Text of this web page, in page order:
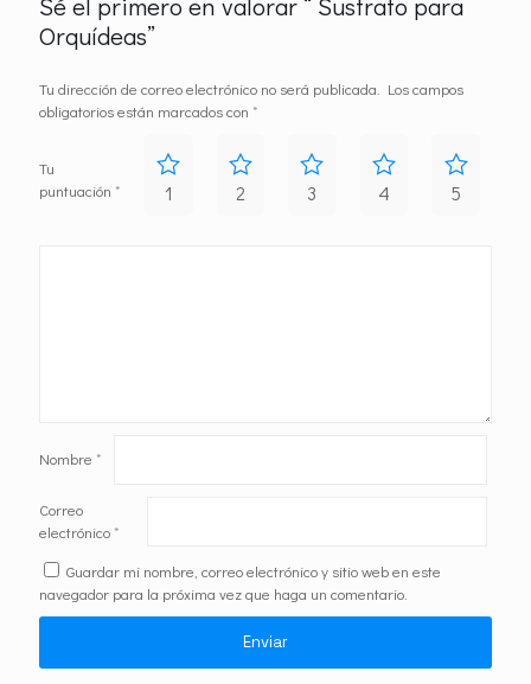
Orquídeas”
Tu dirección de correo electrónico no será publicada.
Los campos
obligatorios están marcados con *
Tu
puntuación * 1 2 3 4 5
Nombre *
Correo
electrónico*
Guardar mi nombre, correo electrónico y sitio web en este
navegador para la próxima vez que haga un comentario.